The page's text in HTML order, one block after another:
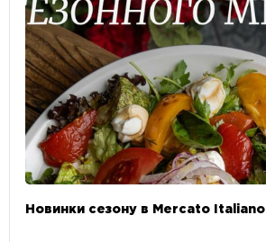
Новинки сезону в Mercato Italiano